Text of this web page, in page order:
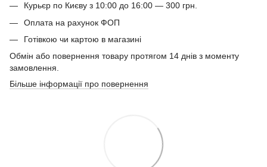
Курьєр по Києву з 10:00 до 16:00 — 300 грн.
Оплата на рахунок ФОП
Готівкою чи картою в магазині
Обмін або повернення товару протягом 14 днів з моменту
замовлення.
Більше інформації про повернення